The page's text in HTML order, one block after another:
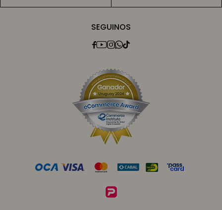
SEGUINOS
